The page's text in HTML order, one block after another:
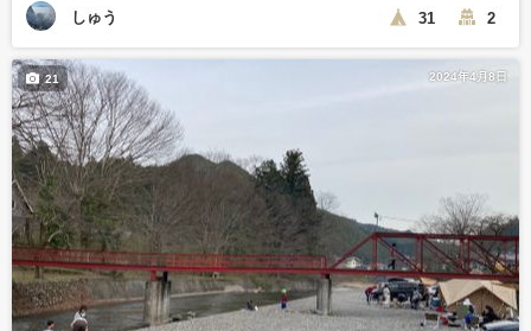
しゅう 31 2
2024年4月8日
21